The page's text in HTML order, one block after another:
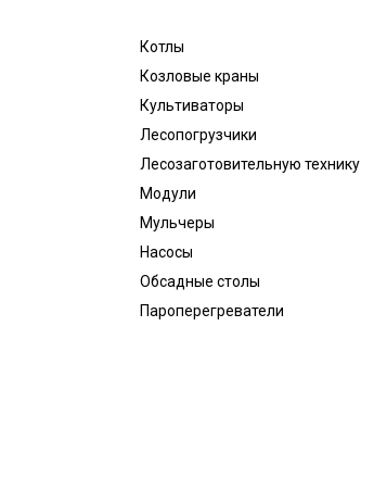
Котлы
Козловые краны
Культиваторы
Лесопогрузчики
Лесозаготовительную технику
Модули
Мульчеры
Насосы
Обсадные столы
Пароперегреватели